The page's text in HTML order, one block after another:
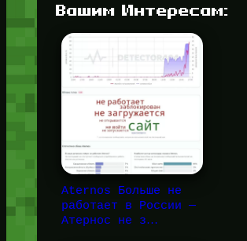
Вашим Интересам:
Aternos Больше не
работает в России —
Атернос не з…